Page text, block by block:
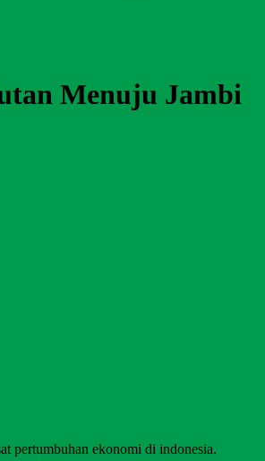
Menuju Jambi
pertumbuhan ekonomi di indonesia.